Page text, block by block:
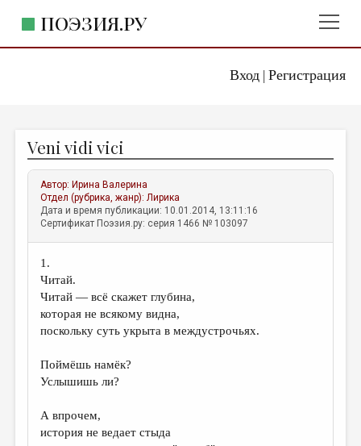
Вход| Регистрация
ПОЭЗИЯ.РУ
ЖАНРЫ
АВТОРЫ
КОММЕНТАРИИ
ЛИТСАЛОН
НОВОСТИ
ПРАВИЛА САЙТА
ОТДЕЛЫ И РУБРИКИ
ИЗБРАННОЕ
ДАЙДЖЕСТ
ПРОИЗВЕДЕНИЯ
ПЕРЕВОДЫ
Veni vidi vici
Автор: Ирина Валерина
Отдел (рубрика, жанр):Лирика
Дата и время публикации: 10.01.2014, 13:11:16
Сертификат Поэзия.ру: серия 1466 № 103097
1.
Читай.
Читай — всё скажет глубина,
которая не всякому видна,
поскольку суть укрыта в междустрочьях.
Поймёшь намёк?
Услышишь ли?
А впрочем,
история не ведает стыда